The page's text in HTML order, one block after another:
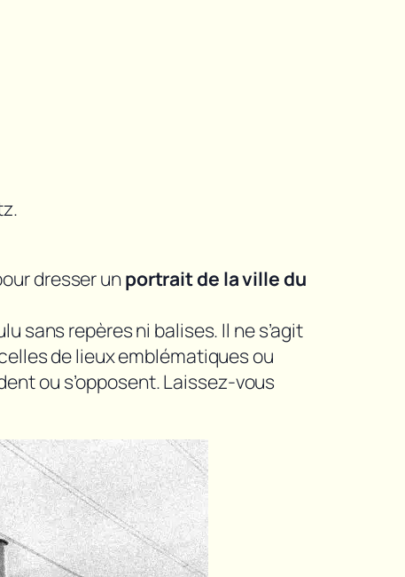
dresser un portrait de la ville du
sans repères ni balises. Il ne s’agit
de lieux emblématiques ou
ou s’opposent. Laissez-vous